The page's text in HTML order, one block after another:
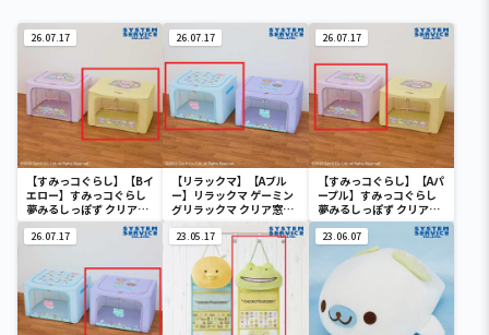
26.07.17
【すみっコぐらし】【Bイ
エロー】すみっコぐらし
夢みるしっぽず クリア窓
付き収納ボックス
26.07.17
【リラックマ】【Aブル
ー】リラックマ ゲーミン
グリラックマ クリア窓付
き収納ボックス
26.07.17
【すみっコぐらし】【Aパ
ープル】すみっコぐらし
夢みるしっぽず クリア窓
付き収納ボックス
26.07.17 23.05.17 23.06.07